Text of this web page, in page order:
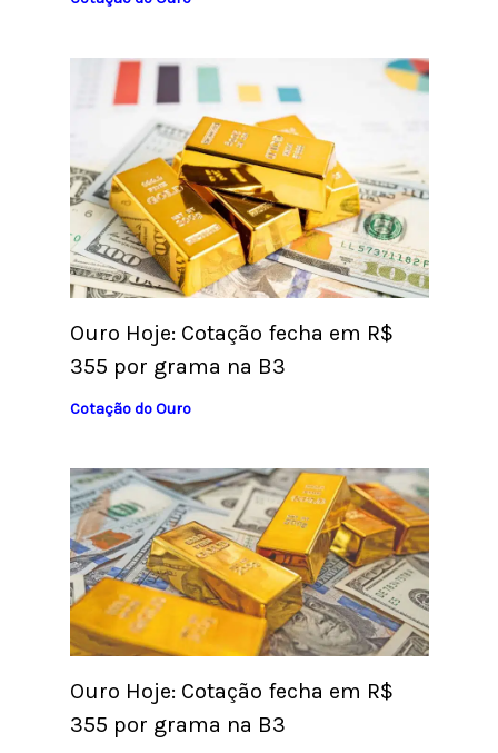
Ouro Hoje: Cotação fecha em R$
355 por grama na B3
Cotação do Ouro
Ouro Hoje: Cotação fecha em R$
355 por grama na B3